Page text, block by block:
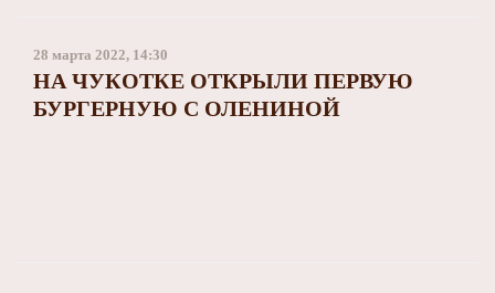
28 марта 2022, 14:30
НА ЧУКОТКЕ ОТКРЫЛИ ПЕРВУЮ
БУРГЕРНУЮ С ОЛЕНИНОЙ